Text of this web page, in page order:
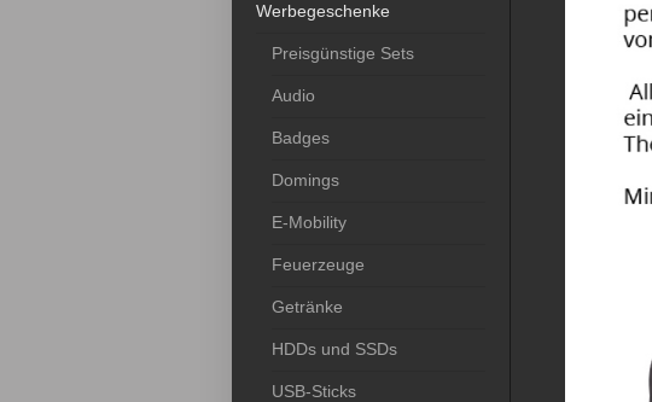
Werbegeschenke
Preisgünstige Sets
Audio
Badges
Domings
E-Mobility
Feuerzeuge
Getränke
HDDs und SSDs
USB-Sticks